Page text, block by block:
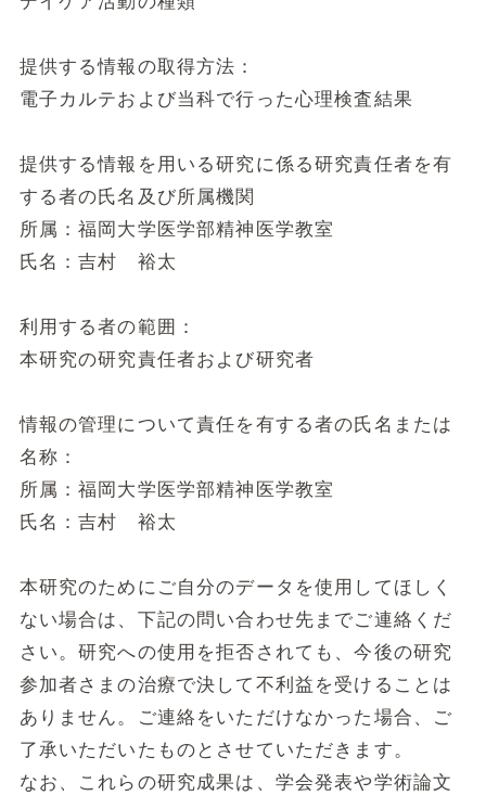
提供する情報の取得方法：
電子カルテおよび当科で行った心理検査結果
提供する情報を用いる研究に係る研究責任者を有
する者の氏名及び所属機関
所属：福岡大学医学部精神医学教室
氏名：吉村 裕太
利用する者の範囲：
本研究の研究責任者および研究者
情報の管理について責任を有する者の氏名または
名称：
所属：福岡大学医学部精神医学教室
氏名：吉村 裕太
本研究のためにご自分のデータを使用してほしく
ない場合は、下記の問い合わせ先までご連絡くだ
さい。研究への使用を拒否されても、今後の研究
参加者さまの治療で決して不利益を受けることは
ありません。ご連絡をいただけなかった場合、ご
了承いただいたものとさせていただきます。
なお、これらの研究成果は、学会発表や学術論文